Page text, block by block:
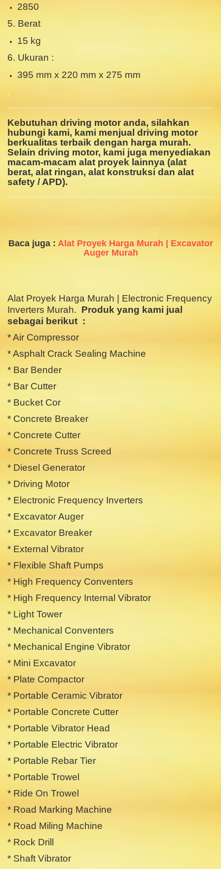
2850
5. Berat
15 kg
6. Ukuran :
395 mm x 220 mm x 275 mm
.
Kebutuhan driving motor anda, silahkan
hubungi kami, kami menjual driving motor
berkualitas terbaik dengan harga murah.
Selain driving motor, kami juga menyediakan
macam-macam alat proyek lainnya (alat
berat, alat ringan, alat konstruksi dan alat
safety / APD).
.
.
Baca juga : Alat Proyek Harga Murah | Excavator
Auger Murah
.
.
Alat Proyek Harga Murah | Electronic Frequency
Inverters Murah. Produk yang kami jual
sebagai berikut :
* Air Compressor
* Asphalt Crack Sealing Machine
* Bar Bender
* Bar Cutter
* Bucket Cor
* Concrete Breaker
* Concrete Cutter
* Concrete Truss Screed
* Diesel Generator
* Driving Motor
* Electronic Frequency Inverters
* Excavator Auger
* Excavator Breaker
* External Vibrator
* Flexible Shaft Pumps
* High Frequency Conventers
* High Frequency Internal Vibrator
* Light Tower
* Mechanical Conventers
* Mechanical Engine Vibrator
* Mini Excavator
* Plate Compactor
* Portable Ceramic Vibrator
* Portable Concrete Cutter
* Portable Vibrator Head
* Portable Electric Vibrator
* Portable Rebar Tier
* Portable Trowel
* Ride On Trowel
* Road Marking Machine
* Road Miling Machine
* Rock Drill
* Shaft Vibrator